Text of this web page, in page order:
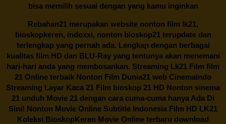
bisa memilih sesuai dengan yang kamu inginkan
Rebahan21 merupakan website nonton film lk21,
bioskopkeren, indoxxi, nonton bioskop21 terupdate dan
terlengkap yang pernah ada. Lengkap dengan berbagai
kualitas film HD dan BLU-Ray yang tentunya akan menemani
hari-hari anda yang membosankan. Streaming Lk21 Film film
21 Online terbaik Nonton Film Dunia21 web Cinemaindo
Streaming Layar Kaca 21 Film bioskop 21 HD Nonton sinema
21 unduh Movie 21 dengan cara cuma-cuma hanya Ada Di
Sini! Nonton Movie Online Subtitle Indonesia Film HD LK21
Koleksi BioskopKeren Movie Online terbaru download